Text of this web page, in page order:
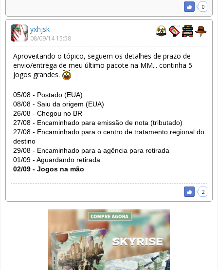
0
yxhjsk
08/09/14 15:58
Aproveitando o tópico, seguem os detalhes de prazo de
envio/entrega de meu último pacote na MM... continha 5
jogos grandes.
05/08 - Postado (EUA)
08/08 - Saiu da origem (EUA)
26/08 - Chegou no BR
27/08 - Encaminhado para emissão de nota (tributado)
27/08 - Encaminhado para o centro de tratamento regional do
destino
29/08 - Encaminhado para a agência para retirada
01/09 - Aguardando retirada
02/09 - Jogos na mão
2